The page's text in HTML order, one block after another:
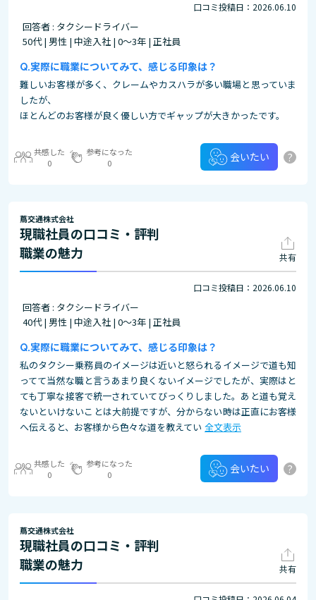
口コミ投稿日：2026.06.10
回答者 : タクシードライバー
50代 | 男性 | 中途入社 | 0～3年 | 正社員
実際に職業についてみて、感じる印象は？
難しいお客様が多く、クレームやカスハラが多い職場と思っていま
したが、
ほとんどのお客様が良く優しい方でギャップが大きかったです。
共感した
0
参考になった
0
会いたい ?
蔦交通株式会社
現職社員の口コミ・評判
職業の魅力
共有
口コミ投稿日：2026.06.10
回答者 : タクシードライバー
40代 | 男性 | 中途入社 | 0～3年 | 正社員
実際に職業についてみて、感じる印象は？
私のタクシー乗務員のイメージは近いと怒られるイメージで道も知
ってて当然な職と言うあまり良くないイメージでしたが、実際はと
ても丁寧な接客で統一されていてびっくりしました。あと道も覚え
ないといけないことは大前提ですが、分からない時は正直にお客様
へ伝えると、お客様から色々な道を教えてい 全文表示
共感した
0
参考になった
0
会いたい ?
蔦交通株式会社
現職社員の口コミ・評判
職業の魅力
共有